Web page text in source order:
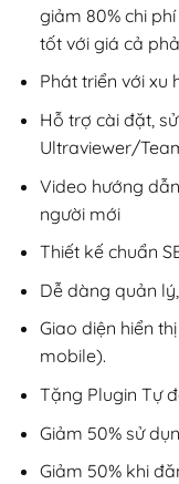
giảm 80% chi
tốt với giá cả
Phát triển với xu
Hỗ trợ cài đặt,
Ultraviewer/
Video hướng
người mới
Thiết kế chuẩn
Dễ dàng quản
Giao diện hiển
mobile).
Tặng Plugin Tự
Giảm 50% sử
Giảm 50% khi